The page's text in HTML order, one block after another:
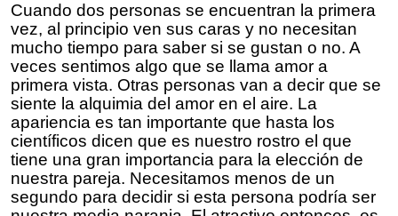
Cuando dos personas se encuentran la primera
vez, al principio ven sus caras y no necesitan
mucho tiempo para saber si se gustan o no. A
veces sentimos algo que se llama amor a
primera vista. Otras personas van a decir que se
siente la alquimia del amor en el aire. La
apariencia es tan importante que hasta los
científicos dicen que es nuestro rostro el que
tiene una gran importancia para la elección de
nuestra pareja. Necesitamos menos de un
segundo para decidir si esta persona podría ser